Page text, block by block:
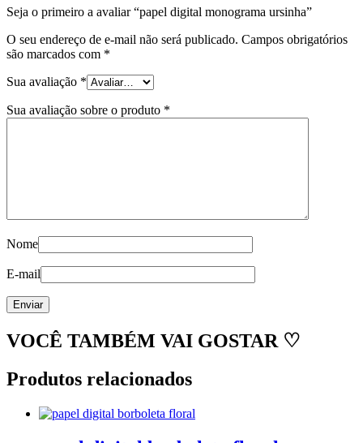
Seja o primeiro a avaliar “papel digital monograma ursinha”
O seu endereço de e-mail não será publicado. Campos obrigatórios
são marcados com *
Sua avaliação *
Sua avaliação sobre o produto *
Nome
E-mail
VOCÊ TAMBÉM VAI GOSTAR ♡
Produtos relacionados